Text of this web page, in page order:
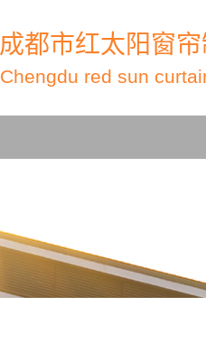
成都市红太阳窗
Chengdu red sun